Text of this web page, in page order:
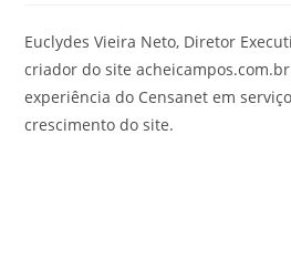
Euclydes Vieira Neto, Diretor
criador do site
experiência do Censanet em
crescimento do site.